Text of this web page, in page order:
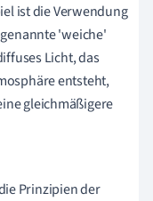
ist die Verwendung
'weiche'
Licht, das
entsteht,
gleichmäßigere
Prinzipien der